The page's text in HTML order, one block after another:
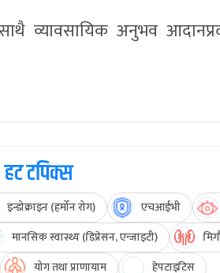
साथै व्यावसायिक अनुभव
हट टपिक्स
इन्डोक्राइन (हर्मोन रोग) एचआईभी
मानसिक स्वास्थ्य (डिप्रेसन, एन्जाइटी)
योग तथा प्राणायाम हेपटाइटिस